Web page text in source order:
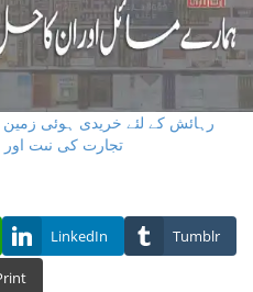
تجارت كى نىت اور
LinkedIn Tumblr